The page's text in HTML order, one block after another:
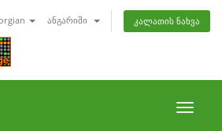
ანგარიში კალათის ნახვა
Toggle